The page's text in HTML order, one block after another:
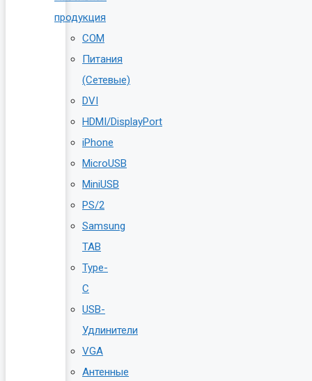
продукция
COM
Питания
(Сетевые)
DVI
HDMI/DisplayPort
iPhone
MicroUSB
MiniUSB
PS/2
Samsung
TAB
Type-
C
USB-
Удлинители
VGA
Антенные